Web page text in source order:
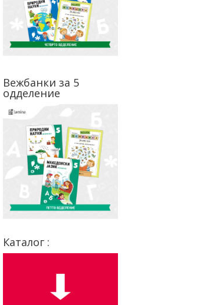
Вежбанки за 5
одделение
Каталог :